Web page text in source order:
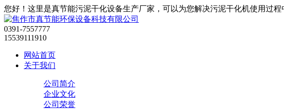
您好！这里是真节能污泥干化设备生产厂家，可以为您解决污泥干化机使用过程
0391-7557777
15539111910
网站首页
关于我们
公司简介
企业文化
公司荣誉